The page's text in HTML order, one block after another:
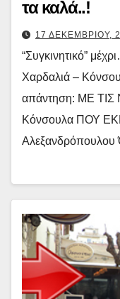
τα καλά..!
17 ΔΕΚΕΜΒΡΙΟΥ,
“Συγκινητικό”
Χαρδαλιά –
απάντηση: ΜΕ ΤΙΣ
Κόνσουλα ΠΟΥ